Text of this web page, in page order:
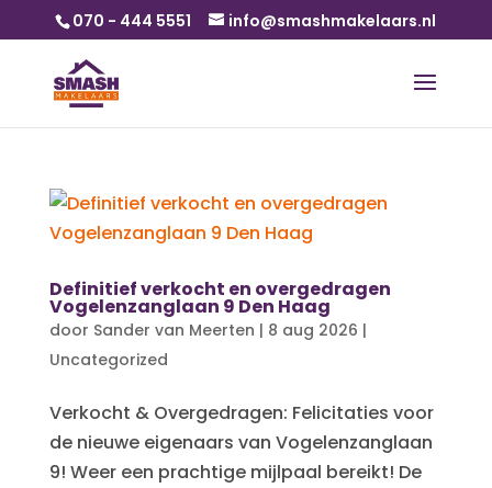
070 - 444 5551 info@smashmakelaars.nl
Definitief verkocht en overgedragen
Vogelenzanglaan 9 Den Haag
door Sander van Meerten | 8 aug 2026 |
Uncategorized
Verkocht & Overgedragen: Felicitaties voor
de nieuwe eigenaars van Vogelenzanglaan
9! Weer een prachtige mijlpaal bereikt! De